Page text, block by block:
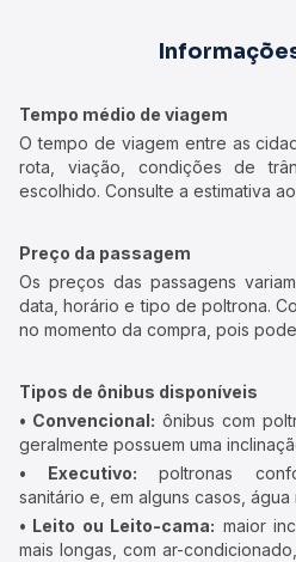
Tempo médio de viagem
O tempo de viagem entre as
rota, viação, condições de
escolhido. Consulte a estimativa
Preço da passagem
Os preços das passagens
data, horário e tipo de poltrona.
no momento da compra, pois
Tipos de ônibus disponíveis
• Convencional: ônibus com
geralmente possuem uma
• Executivo: poltronas
sanitário e, em alguns casos, água
• Leito ou Leito-cama: maior
mais longas, com ar-